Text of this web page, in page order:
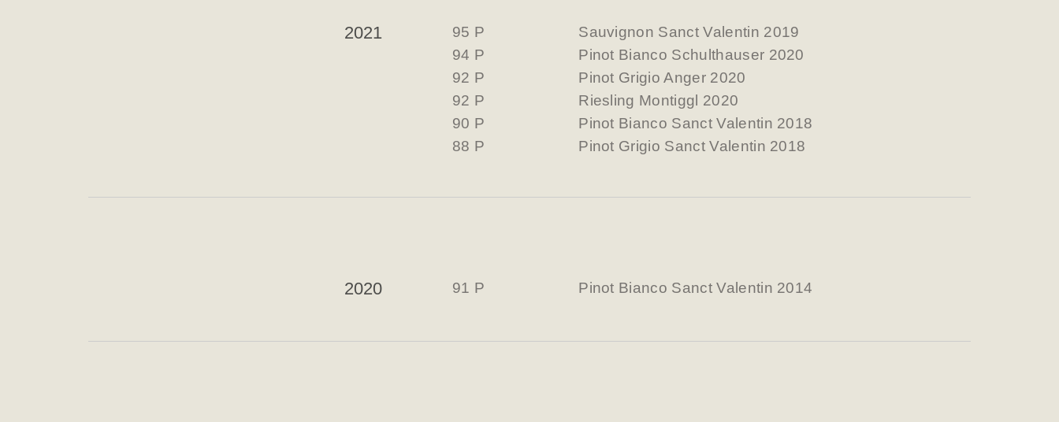
2021 95 P
Sauvignon Sanct Valentin 2019
94 P
Pinot Bianco Schulthauser 2020
92 P
Pinot Grigio Anger 2020
92 P
Riesling Montiggl 2020
90 P
Pinot Bianco Sanct Valentin 2018
88 P
Pinot Grigio Sanct Valentin 2018
2020 91 P Pinot Bianco Sanct Valentin 2014